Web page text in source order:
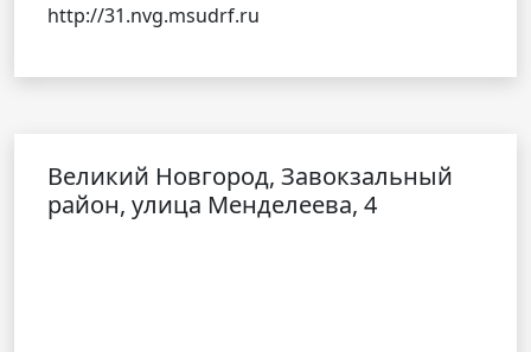
http://31.nvg.msudrf.ru
Великий Новгород, Завокзальный
район, улица Менделеева, 4